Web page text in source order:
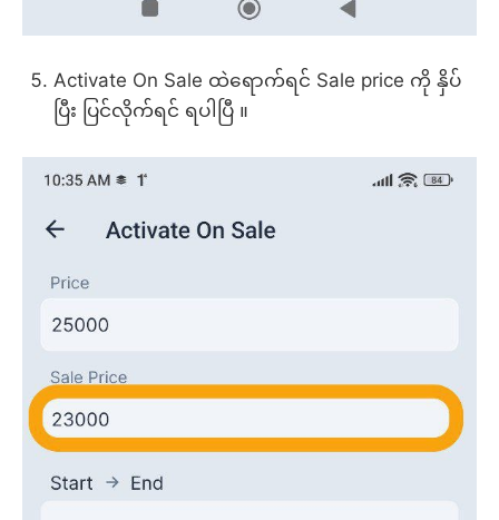
Activate On Sale ထဲရောက်ရင် Sale price ကို နှိပ်
ပြီး ပြင်လိုက်ရင် ရပါပြီ ။